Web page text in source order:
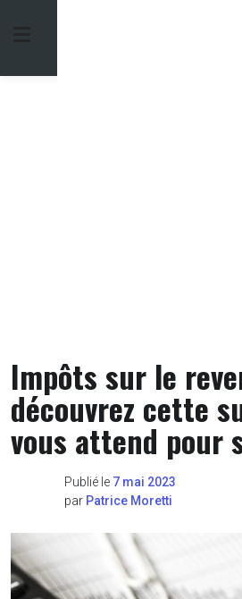
Impôts sur le
découvrez cette
vous attend pour
Publié le 7 mai 2023
par Patrice Moretti